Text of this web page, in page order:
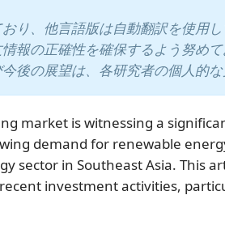
り、他言語版は自動翻訳を使用
報の正確性を確保するよう努め
後の展望は、各研究者の個人的
market is witnessing a
demand for renewable
sector in Southeast Asia. This
investment activities,